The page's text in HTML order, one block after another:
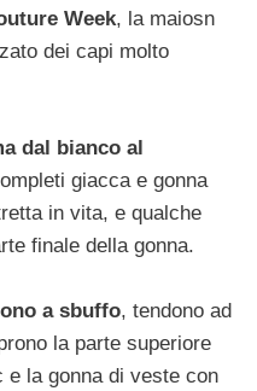
Week, la maiosn
dei capi molto
dal bianco al
giacca e gonna
in vita, e qualche
finale della gonna.
a sbuffo, tendono ad
la parte superiore
e la gonna di veste con